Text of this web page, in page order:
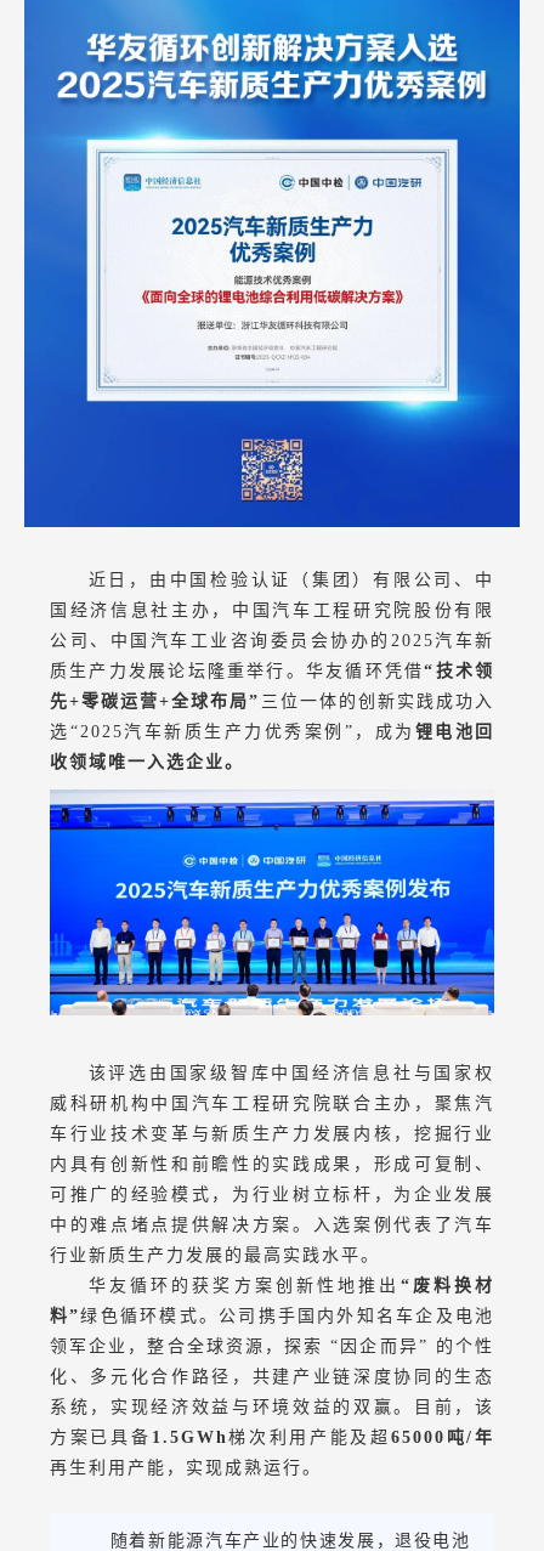
近日，由中国检验认证（集团）有限公司、中
国经济信息社主办，中国汽车工程研究院股份有限
公司、中国汽车工业咨询委员会协办的2025汽车新
质生产力发展论坛隆重举行。华友循环凭借“技术领
先+零碳运营+全球布局” 三位一体的创新实践成功入
选“2025汽车新质生产力优秀案例”，成为 锂电池回
收领域唯一入选企业。
该评选由国家级智库中国经济信息社与国家权
威科研机构中国汽车工程研究院联合主办，聚焦汽
车行业技术变革与新质生产力发展内核，挖掘行业
内具有创新性和前瞻性的实践成果，形成可复制、
可推广的经验模式，为行业树立标杆，为企业发展
中的难点堵点提供解决方案。入选案例代表了汽车
行业新质生产力发展的最高实践水平。
华友循环的获奖方案创新性地推出 “废料换材
料”绿色循环模式。公司携手国内外知名车企及电池
领军企业，整合全球资源，探索 “因企而异” 的个性
化、多元化合作路径，共建产业链深度协同的生态
系统，实现经济效益与环境效益的双赢。目前，该
方案已具备 1.5GWh 梯次利用产能及超 65000吨/年
再生利用产能，实现成熟运行。
随着新能源汽车产业的快速发展，退役电池